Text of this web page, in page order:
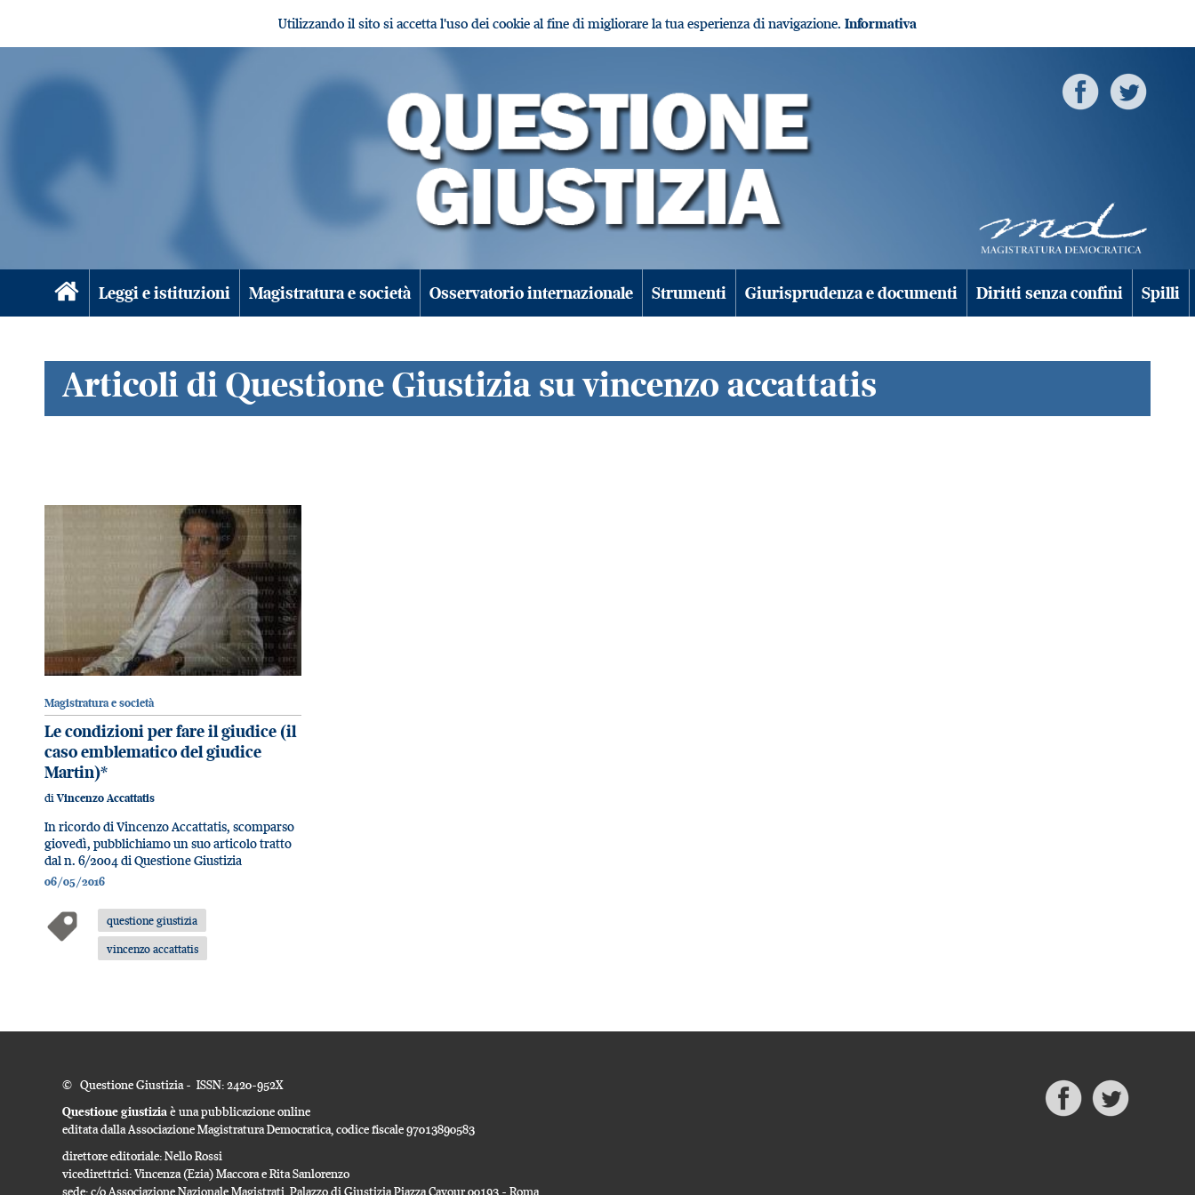
Utilizzando il sito si accetta l'uso dei cookie al fine di migliorare la tua esperienza di navigazione. Informativa
Leggi e istituzioni Magistratura e società Osservatorio internazionale Strumenti Giurisprudenza e documenti Diritti senza confini Spilli
Articoli di Questione Giustizia su vincenzo accattatis
Magistratura e società
Le condizioni per fare il giudice (il
caso emblematico del giudice
Martin)*
diVincenzo Accattatis
In ricordo di Vincenzo Accattatis, scomparso
giovedì, pubblichiamo un suo articolo tratto
dal n. 6/2004 di Questione Giustizia
06/05/2016
questione giustizia
vincenzo accattatis
© Questione Giustizia - ISSN: 2420-952X
Questione giustiziaè una pubblicazione online
editata dalla Associazione Magistratura Democratica, codice fiscale 97013890583
direttore editoriale: Nello Rossi
vicedirettrici: Vincenza (Ezia) Maccora e Rita Sanlorenzo
sede: c/o Associazione Nazionale Magistrati, Palazzo di Giustizia Piazza Cavour 00193 - Roma